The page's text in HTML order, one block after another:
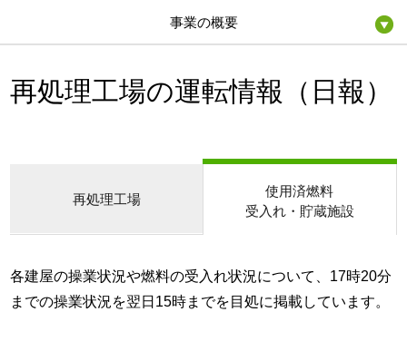
事業の概要
再処理工場の運転情報（日報）
再処理工場
使用済燃料
受入れ・貯蔵施設
各建屋の操業状況や燃料の受入れ状況について、17時20分
までの操業状況を翌日15時までを目処に掲載しています。